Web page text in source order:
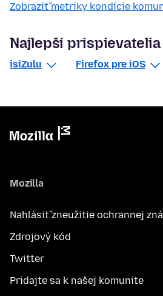
Zobraziť metriky kondície
Najlepší prispievatelia
isiZulu Firefox pre iOS
Mozilla
Nahlásiť zneužitie ochrannej
Zdrojový kód
Twitter
Pridajte sa k našej komunite